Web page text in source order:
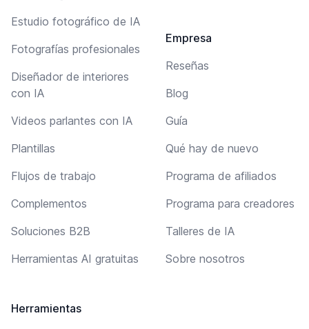
Estudio fotográfico de IA
Fotografías profesionales
Diseñador de interiores
con IA
Videos parlantes con IA
Plantillas
Flujos de trabajo
Complementos
Soluciones B2B
Herramientas AI gratuitas
Herramientas
Empresa
Reseñas
Blog
Guía
Qué hay de nuevo
Programa de afiliados
Programa para creadores
Talleres de IA
Sobre nosotros